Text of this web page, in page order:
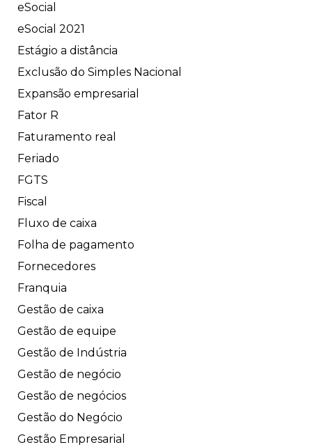
eSocial
eSocial 2021
Estágio a distância
Exclusão do Simples Nacional
Expansão empresarial
Fator R
Faturamento real
Feriado
FGTS
Fiscal
Fluxo de caixa
Folha de pagamento
Fornecedores
Franquia
Gestão de caixa
Gestão de equipe
Gestão de Indústria
Gestão de negócio
Gestão de negócios
Gestão do Negócio
Gestão Empresarial